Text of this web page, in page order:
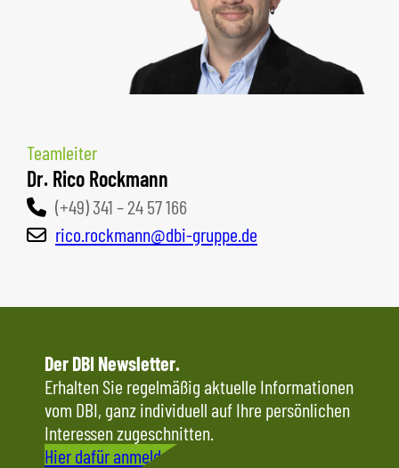
Teamleiter
Dr. Rico Rockmann
(+49) 341 – 24 57 166
rico.rockmann@dbi-gruppe.de
Der DBI Newsletter.
Erhalten Sie regelmäßig aktuelle Informationen
vom DBI, ganz individuell auf Ihre persönlichen
Interessen zugeschnitten.
Hier dafür anmelden